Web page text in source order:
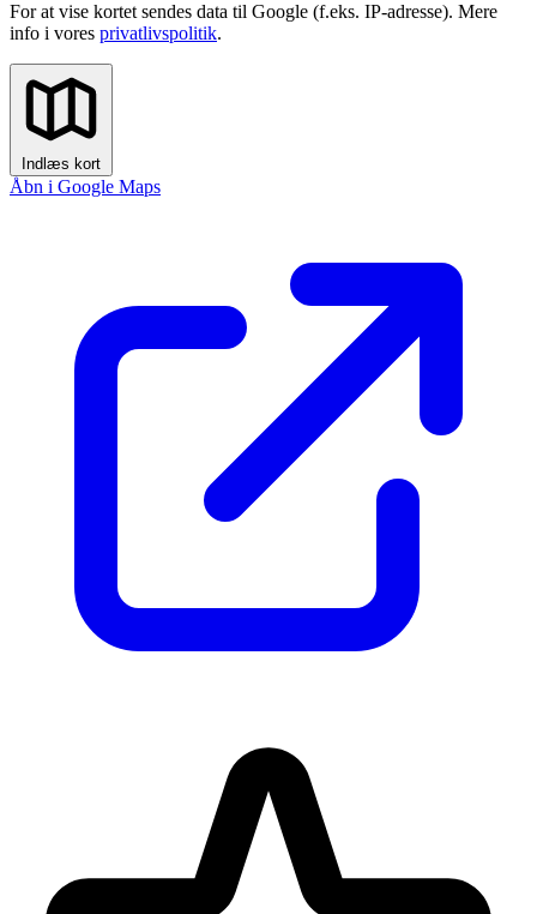
For at vise kortet sendes data til Google (f.eks. IP-adresse). Mere
info i vores privatlivspolitik.
Indlæs kort
Åbn i Google Maps